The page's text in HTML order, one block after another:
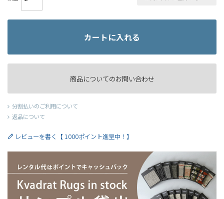
カートに入れる
商品についてのお問い合わせ
分割払いのご利用について
返品について
レビューを書く【 1000ポイント進呈中！】